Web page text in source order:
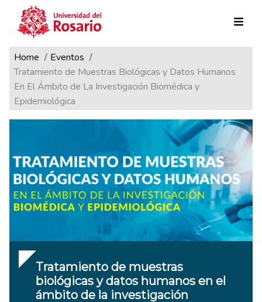
Pasar al contenido principal
Ruta de navegación
Home
Eventos
Tratamiento de Muestras Biológicas y Datos Humanos
En El Ámbito de La Investigación Biomédica y
Epidemiológica
Tratamiento de muestras
biológicas y datos humanos en el
ámbito de la investigación